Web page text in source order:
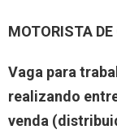
MOTORISTA
Vaga para
realizando
venda